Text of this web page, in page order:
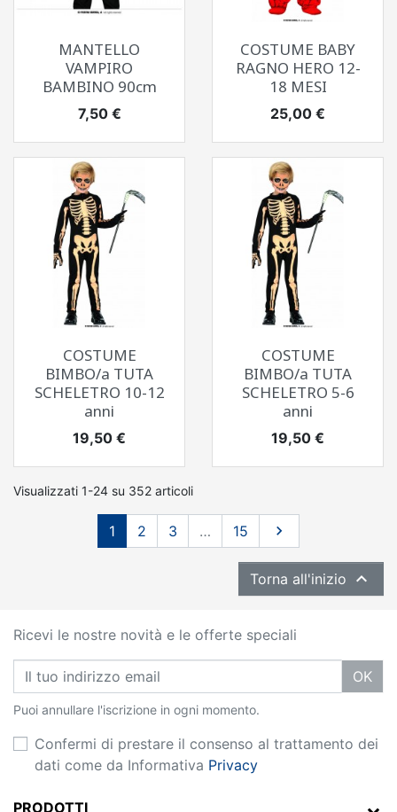
MANTELLO
VAMPIRO
BAMBINO 90cm
Prezzo
7,50 €
COSTUME BABY
RAGNO HERO 12-
18 MESI
Prezzo
25,00 €
COSTUME
BIMBO/a TUTA
SCHELETRO 10-12
anni
Prezzo
19,50 €
COSTUME
BIMBO/a TUTA
SCHELETRO 5-6
anni
Prezzo
19,50 €
Visualizzati 1-24 su 352 articoli
1 2 3 … 15 Successivo

Torna all'inizio 
Ricevi le nostre novità e le offerte speciali
OK
Puoi annullare l'iscrizione in ogni momento.
Confermi di prestare il consenso al trattamento dei
dati come da Informativa Privacy
PRODOTTI